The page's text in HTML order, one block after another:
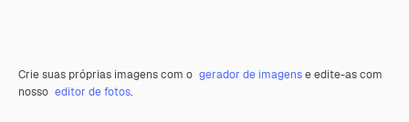
Crie suas próprias imagens com o gerador de imagense edite-as com
nosso editor de fotos.